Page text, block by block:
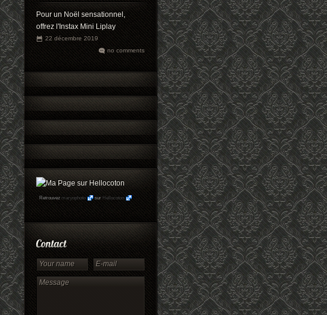
Pour un Noël sensationnel,
offrez l'Instax Mini Liplay
22 décembre 2019
no comments
Retrouvez maryophoto sur Hellocoton